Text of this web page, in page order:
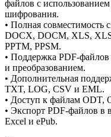
файлов с
шифрования.
• Полная совместимость
DOCX, DOCM, XLS,
PPTM, PPSM.
• Поддержка PDF-
и преобразованием.
• Дополнительная
TXT, LOG, CSV и EML.
• Доступ к файлам ODT,
• Экспорт PDF-файлов в
Excel и ePub.